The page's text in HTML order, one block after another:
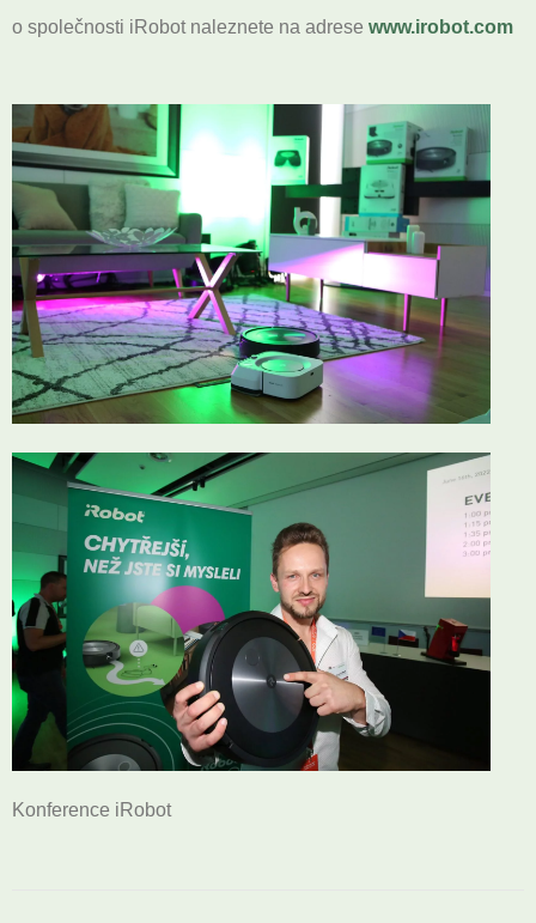
o společnosti iRobot naleznete na adrese www.irobot.com
Konference iRobot